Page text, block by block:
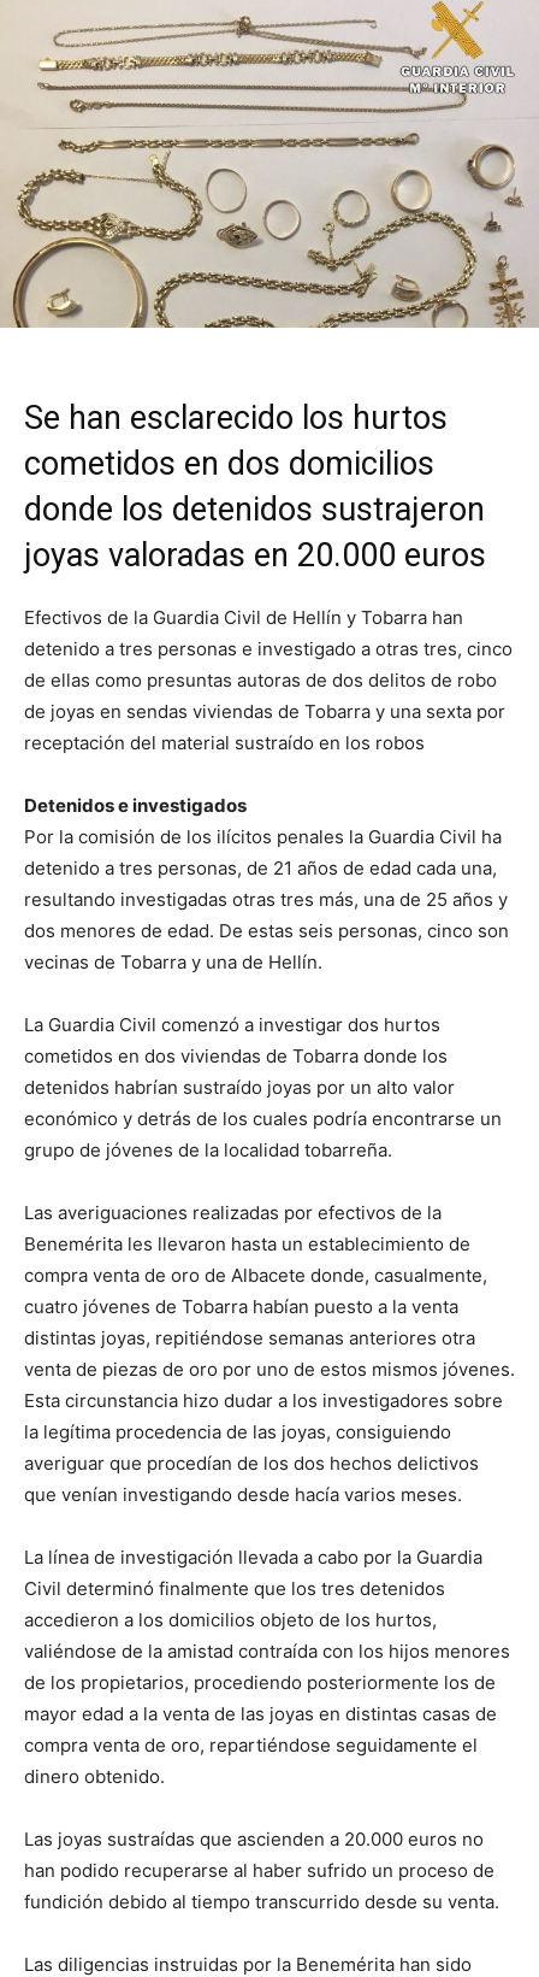
Se han esclarecido los hurtos
cometidos en dos domicilios
donde los detenidos sustrajeron
joyas valoradas en 20.000 euros
Efectivos de la Guardia Civil de Hellín y Tobarra han
detenido a tres personas e investigado a otras tres, cinco
de ellas como presuntas autoras de dos delitos de robo
de joyas en sendas viviendas de Tobarra y una sexta por
receptación del material sustraído en los robos
Detenidos e investigados
Por la comisión de los ilícitos penales la Guardia Civil ha
detenido a tres personas, de 21 años de edad cada una,
resultando investigadas otras tres más, una de 25 años y
dos menores de edad. De estas seis personas, cinco son
vecinas de Tobarra y una de Hellín.
La Guardia Civil comenzó a investigar dos hurtos
cometidos en dos viviendas de Tobarra donde los
detenidos habrían sustraído joyas por un alto valor
económico y detrás de los cuales podría encontrarse un
grupo de jóvenes de la localidad tobarreña.
Las averiguaciones realizadas por efectivos de la
Benemérita les llevaron hasta un establecimiento de
compra venta de oro de Albacete donde, casualmente,
cuatro jóvenes de Tobarra habían puesto a la venta
distintas joyas, repitiéndose semanas anteriores otra
venta de piezas de oro por uno de estos mismos jóvenes.
Esta circunstancia hizo dudar a los investigadores sobre
la legítima procedencia de las joyas, consiguiendo
averiguar que procedían de los dos hechos delictivos
que venían investigando desde hacía varios meses.
La línea de investigación llevada a cabo por la Guardia
Civil determinó finalmente que los tres detenidos
accedieron a los domicilios objeto de los hurtos,
valiéndose de la amistad contraída con los hijos menores
de los propietarios, procediendo posteriormente los de
mayor edad a la venta de las joyas en distintas casas de
compra venta de oro, repartiéndose seguidamente el
dinero obtenido.
Las joyas sustraídas que ascienden a 20.000 euros no
han podido recuperarse al haber sufrido un proceso de
fundición debido al tiempo transcurrido desde su venta.
Las diligencias instruidas por la Benemérita han sido